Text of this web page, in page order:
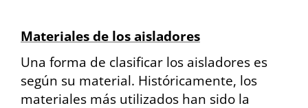
Materiales de los aisladores
Una forma de clasificar los aisladores es
según su material. Históricamente, los
materiales más utilizados han sido la